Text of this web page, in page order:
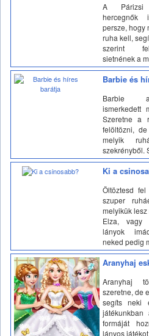
A Párizsi
hercegnők
persze, hogy
ruha kell,
szerint
sietnének a
Barbie és
Barbie
ismerkedett
Szeretne a
felöltözni,
melyik
szekrényből.
Ki a
Öltöztesd
szuper
melyikük
Elza, vagy
lányok
neked pedig
Aranyhaj
Aranyhaj
szeretne, de
segíts neki
formáját
lányos játékot